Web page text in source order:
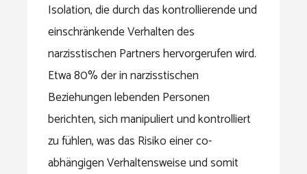
Isolation, die durch das kontrollierende und
einschränkende Verhalten des
narzisstischen Partners hervorgerufen wird.
Etwa 80% der in narzisstischen
Beziehungen lebenden Personen
berichten, sich manipuliert und kontrolliert
zu fühlen, was das Risiko einer co-
abhängigen Verhaltensweise und somit